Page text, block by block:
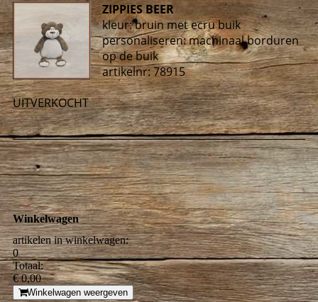
ZIPPIES BEER
kleur: bruin met ecru buik
personaliseren: machinaal borduren
op de buik
artikelnr: 78915
UITVERKOCHT
Winkelwagen
artikelen in winkelwagen:
0
Totaal:
€ 0,00
Winkelwagen weergeven